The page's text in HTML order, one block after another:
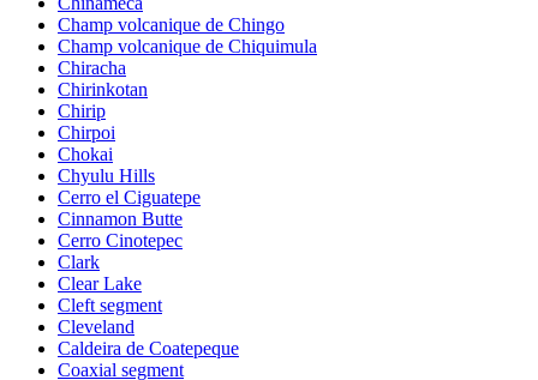
Champ volcanique de Chingo
Champ volcanique de Chiquimula
Chiracha
Chirinkotan
Chirip
Chirpoi
Chokai
Chyulu Hills
Cerro el Ciguatepe
Cinnamon Butte
Cerro Cinotepec
Clark
Clear Lake
Cleft segment
Cleveland
Caldeira de Coatepeque
Coaxial segment